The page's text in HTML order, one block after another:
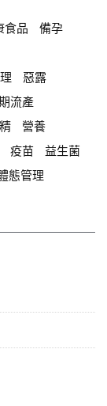
食品
備孕
惡露
流產
營養
疫苗
益生菌
態管理